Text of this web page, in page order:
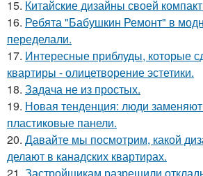
15. Китайские дизайны своей
16. Ребята "Бабушкин Ремонт" в
переделали.
17. Интересные приблуды, которые
квартиры - олицетворение эстетики.
18. Задача не из простых.
19. Новая тенденция: люди заменяют
пластиковые панели.
20. Давайте мы посмотрим, какой
делают в канадских квартирах.